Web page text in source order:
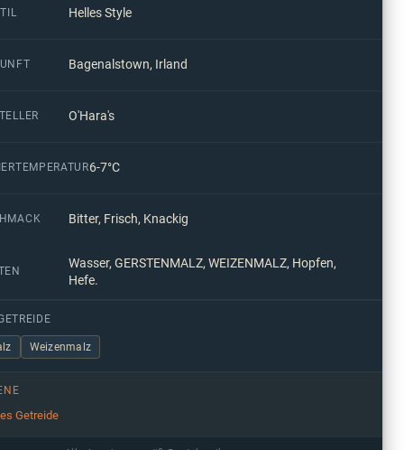
Helles Style
Bagenalstown, Irland
O'Hara's
6-7°C
Bitter, Frisch, Knackig
Wasser, GERSTENMALZ, WEIZENMALZ, Hopfen,
Hefe.
Weizenmalz
Getreide